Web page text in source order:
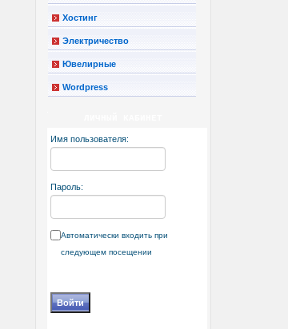
Хостинг
Электричество
Ювелирные
Wordpress
Имя пользователя:
Пароль:
Автоматически входить при
следующем посещении